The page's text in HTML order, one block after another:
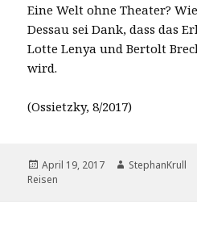
Eine Welt ohne Theater?
Dessau sei Dank, dass das
Lotte Lenya und Bertolt
wird.
(Ossietzky, 8/2017)
Veröffentlicht
am
April 19, 2017 Autor
StephanKrull
Reisen